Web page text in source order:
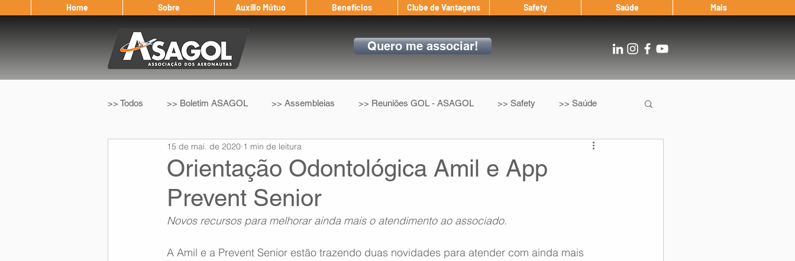
Home Sobre Auxílio Mútuo Benefícios Clube de Vantagens Safety Saúde Mais
Quero me associar!
>> Todos >> Boletim ASAGOL >> Assembleias >> Reuniões GOL - ASAGOL >> Safety >> Saúde
>> Legislação >> IFALPA >> Convenção Coletiva After Landing
Eleição ASAGOL Safety Window Auxílio Mútuo
Orientação Odontológica Amil e App
Prevent Senior
15 de mai. de 2020 1 min de leitura
Novos recursos para melhorar ainda mais o atendimento ao associado.
A Amil e a Prevent Senior estão trazendo duas novidades para atender com ainda mais